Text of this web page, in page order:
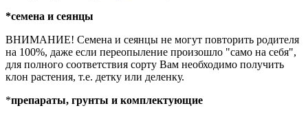
*семена и сеянцы
ВНИМАНИЕ! Семена и сеянцы не могут повторить родителя
на 100%, даже если переопыление произошло "само на себя",
для полного соответствия сорту Вам необходимо получить
клон растения, т.е. детку или деленку.
*препараты, грунты и комплектующие